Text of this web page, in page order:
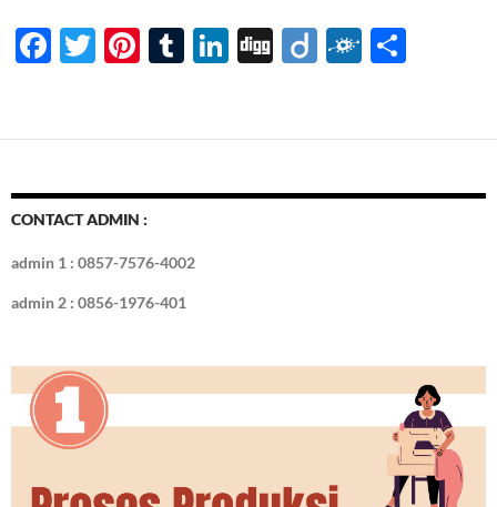
F
b
o
o
k
T
er
Pi
es
t
T
bl
r
Li
e
dI
Di Di F
d e
CONTACT ADMIN :
admin 1 : 0857-7576-4002
admin 2 : 0856-1976-401